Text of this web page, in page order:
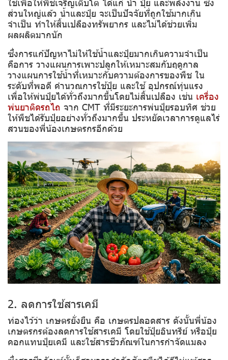
ใช้เพื่อให้พืชเจริญเติบโต ได้แก่ น้ำ ปุ๋ย และพลังงาน ซึ่ง
ส่วนใหญ่แล้ว น้ำและปุ๋ย จะเป็นปัจจัยที่ถูกใช้มากเกิน
จำเป็น ทำให้สิ้นเปลืองทรัพยากร และไม่ได้ช่วยเพิ่ม
ผลผลิตมากนัก
ซึ่งการแก้ปัญหาไม่ให้ใช้น้ำและปุ๋ยมากเกินความจำเป็น
คือการ วางแผนการเพาะปลูกให้เหมาะสมกับฤดูกาล
วางแผนการใช้น้ำที่เหมาะกับความต้องการของพืช ใน
ระดับที่พอดี คำนวณการใช้ปุ๋ย และใช้ อุปกรณ์ทุ่นแรง
เพื่อให้พ่นปุ๋ยได้ทั่วถึงมากขึ้นโดยไม่สิ้นเปลือง เช่น เครื่อง
พ่นยาติดรถไถ จาก CMT ที่มีระยะการพ่นปุ๋ยรอบทิศ ช่วย
ให้พืชได้รับปุ๋ยอย่างทั่วถึงมากขึ้น ประหยัดเวลาการดูแลไร่
สวนของพี่น้องเกษตรกรอีกด้วย
2. ลดการใช้สารเคมี
ท่องไว้ว่า เกษตรยั่งยืน คือ เกษตรปลอดสาร ดังนั้นพี่น้อง
เกษตรกรต้องลดการใช้สารเคมี โดยใช้ปุ๋ยอินทรีย์ หรือปุ๋ย
คอกแทนปุ๋ยเคมี และใช้สารชีวภัณฑ์ในการกำจัดแมลง